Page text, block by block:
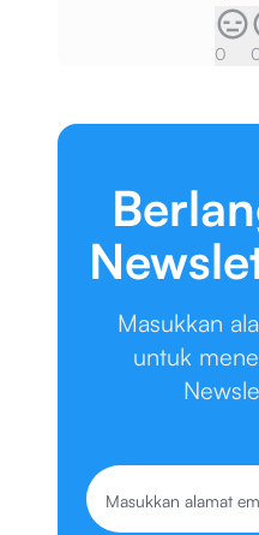
0
Masukkan
untuk